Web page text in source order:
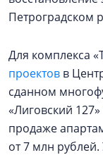
Петроградском
Для комплекса
проектов в
сданном
«Лиговский
продаже
от 7 млн